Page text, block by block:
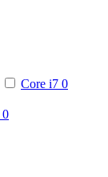
Core i7 0
0